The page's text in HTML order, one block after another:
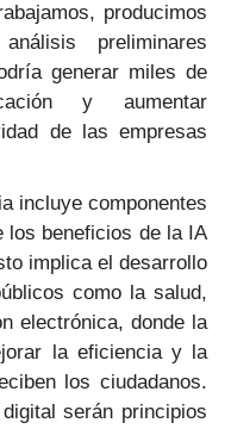
producimos
preliminares
generar miles de
y aumentar
de las empresas
incluye componentes
los beneficios de la IA
implica el desarrollo
como la salud,
electrónica, donde la
la eficiencia y la
los ciudadanos.
serán principios